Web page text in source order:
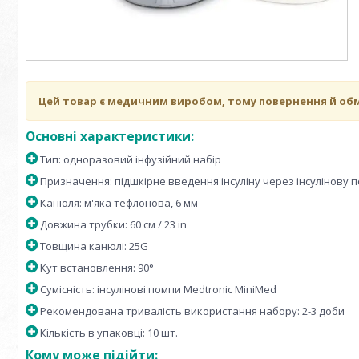
Цей товар є медичним виробом, тому повернення й
Основні характеристики:
Тип: одноразовий інфузійний набір
Призначення: підшкірне введення інсуліну через інсулінову
Канюля: м'яка тефлонова, 6 мм
Довжина трубки: 60 см / 23 in
Товщина канюлі: 25G
Кут встановлення: 90°
Сумісність: інсулінові помпи Medtronic MiniMed
Рекомендована тривалість використання набору: 2-3 доби
Кількість в упаковці: 10 шт.
Кому може підійти: